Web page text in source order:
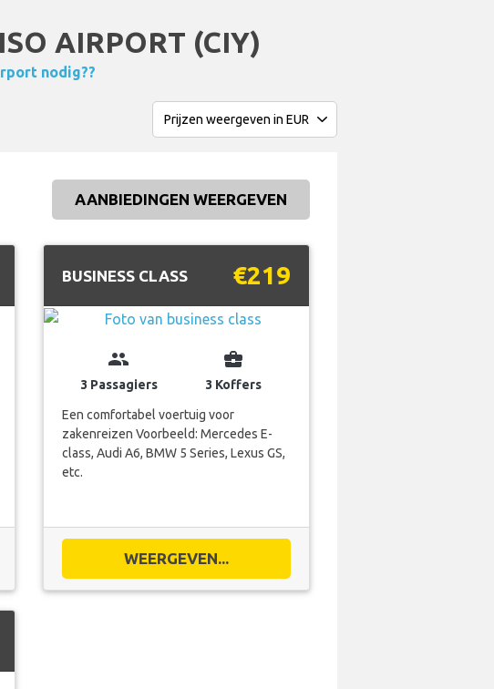
AIRPORT (CIY)
nodig??
AANBIEDINGEN WEERGEVEN
BUSINESS CLASS €219
group
3 Passagiers
business_center
3 Koffers
Een comfortabel voertuig voor
zakenreizen Voorbeeld: Mercedes E-
class, Audi A6, BMW 5 Series, Lexus GS,
etc.
WEERGEVEN...